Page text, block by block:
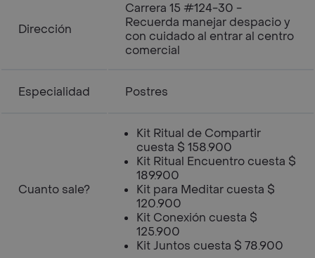
Dirección
Carrera 15 #124-30 -
Recuerda manejar despacio y
con cuidado al entrar al centro
comercial
Especialidad Postres
Cuanto sale?
Kit Ritual de Compartir
cuesta $ 158.900
Kit Ritual Encuentro cuesta $
189.900
Kit para Meditar cuesta $
120.900
Kit Conexión cuesta $
125.900
Kit Juntos cuesta $ 78.900